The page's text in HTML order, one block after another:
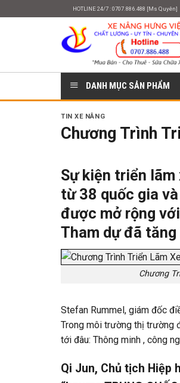
HOTLINE 24/7 : 0707.886.488 [Ms Quyên]
DANH MỤC SẢN PHẨM
TIN XE NÂNG
Chương Trình
Sự kiện triển lãm
từ 38 quốc gia
được mở rộng
Tham dự đã
Chương
Stefan Rummel, giám đốc
Trong môi trường thị trường
tới đâu: Thông minh , công
Qi Jun, Chủ tịch Hiệp